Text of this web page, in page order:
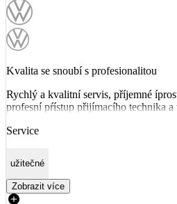
Kvalita se snoubí s profesionalitou
Rychlý a kvalitní servis, příjemné
profesní pŕístup přijímacího technika a
Service
užitečné
Zobrazit více